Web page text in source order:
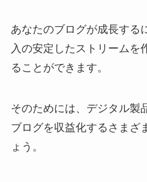
あなたのブログが成長する
入の安定したストリームを
ることができます。
そのためには、デジタル製
ブログを収益化するさまざ
ょう。